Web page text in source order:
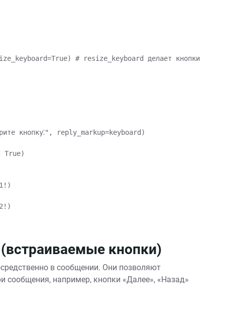
# resize_keyboard делает кнопки
кнопку⁚", reply_markup=keyboard)
True)
кнопки)
в сообщении. Они позволяют
сообщения, например, кнопки «Далее», «Назад»